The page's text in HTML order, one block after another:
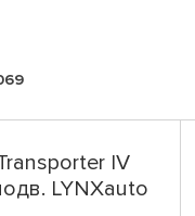
IV
LYNXauto